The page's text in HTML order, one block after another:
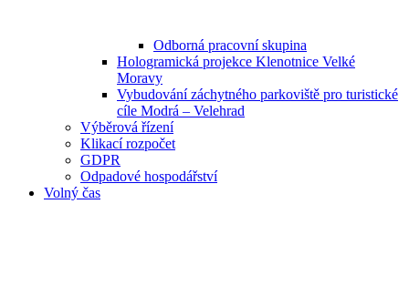
Odborná pracovní skupina
Hologramická projekce Klenotnice Velké
Moravy
Vybudování záchytného parkoviště pro turistické
cíle Modrá – Velehrad
Výběrová řízení
Klikací rozpočet
GDPR
Odpadové hospodářství
Volný čas